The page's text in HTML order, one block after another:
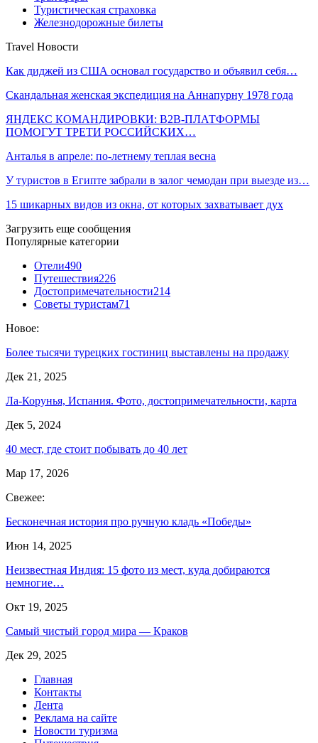
Туристическая страховка
Железнодорожные билеты
Travel Новости
Как диджей из США основал государство и объявил себя…
Скандальная женская экспедиция на Аннапурну 1978 года
ЯНДЕКС КОМАНДИРОВКИ: B2B-ПЛАТФОРМЫ
ПОМОГУТ ТРЕТИ РОССИЙСКИХ…
Анталья в апреле: по-летнему теплая весна
У туристов в Египте забрали в залог чемодан при выезде из…
15 шикарных видов из окна, от которых захватывает дух
Загрузить еще сообщения
Популярные категории
Отели490
Путешествия226
Достопримечательности214
Советы туристам71
Новое:
Более тысячи турецких гостиниц выставлены на продажу
Дек 21, 2025
Ла-Корунья, Испания. Фото, достопримечательности, карта
Дек 5, 2024
40 мест, где стоит побывать до 40 лет
Мар 17, 2026
Свежее:
Бесконечная история про ручную кладь «Победы»
Июн 14, 2025
Неизвестная Индия: 15 фото из мест, куда добираются
немногие…
Окт 19, 2025
Самый чистый город мира — Краков
Дек 29, 2025
Главная
Контакты
Лента
Реклама на сайте
Новости туризма